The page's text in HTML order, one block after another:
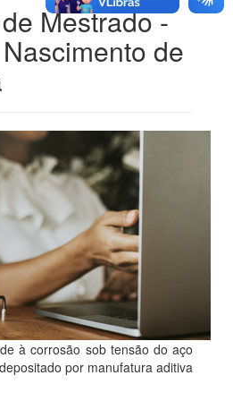
Mestrado -
de
à corrosão sob tensão do aço
por manufatura aditiva